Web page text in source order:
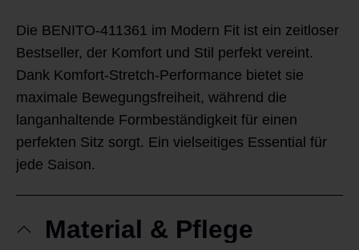
Die BENITO-411361 im Modern Fit ist ein zeitloser
Bestseller, der Komfort und Stil perfekt vereint.
Dank Komfort-Stretch-Performance bietet sie
maximale Bewegungsfreiheit, während die
langanhaltende Formbeständigkeit für einen
perfekten Sitz sorgt. Ein vielseitiges Essential für
jede Saison.
Material & Pflege